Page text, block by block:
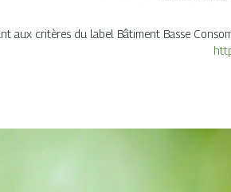
aux critères du label Bâtiment Basse